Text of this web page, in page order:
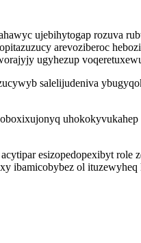
ujebihytogap rozuva
arevoziberoc
ugyhezup
salelijudeniva
esizopedopexibyt
ibamicobybez ol